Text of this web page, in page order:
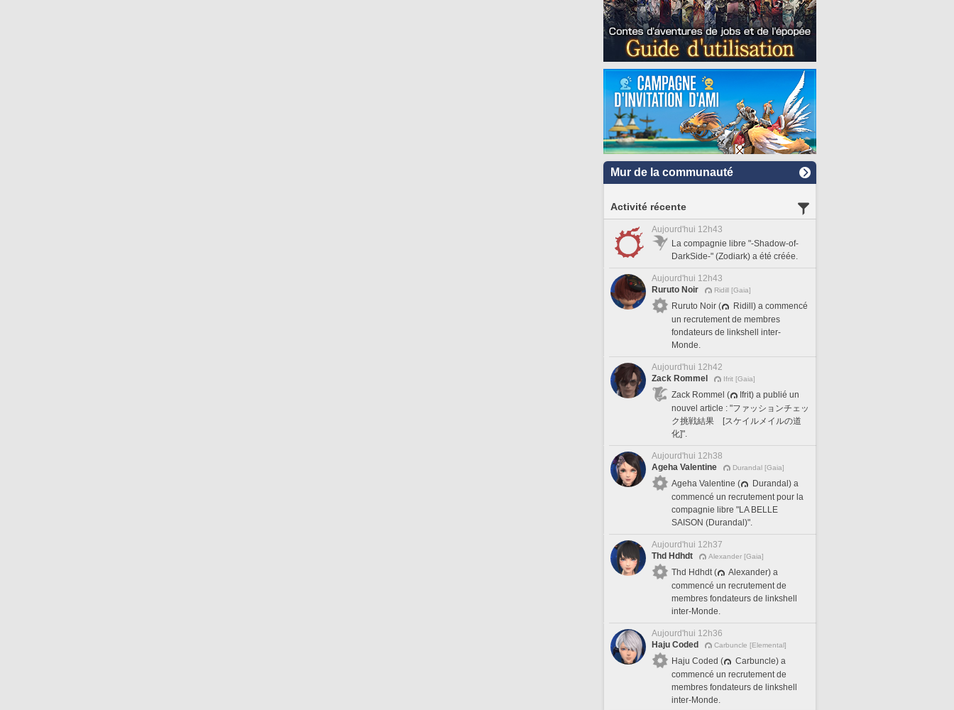
Mur de la communauté
Activité récente
Aujourd'hui 12h43
La compagnie libre "-Shadow-of-
DarkSide-" (Zodiark) a été créée.
Aujourd'hui 12h43
Ruruto Noir
Ridill [Gaia]
Ruruto Noir (
Ridill) a commencé
un recrutement de membres
fondateurs de linkshell inter-
Monde.
Aujourd'hui 12h42
Zack Rommel
Ifrit [Gaia]
Zack Rommel (
Ifrit) a publié un
nouvel article : "ファッションチェッ
ク挑戦結果 [スケイルメイルの道
化]".
Aujourd'hui 12h38
Ageha Valentine
Durandal [Gaia]
Ageha Valentine (
Durandal) a
commencé un recrutement pour la
compagnie libre "LA BELLE
SAISON (Durandal)".
Aujourd'hui 12h37
Thd Hdhdt
Alexander [Gaia]
Thd Hdhdt (
Alexander) a
commencé un recrutement de
membres fondateurs de linkshell
inter-Monde.
Aujourd'hui 12h36
Haju Coded
Carbuncle [Elemental]
Haju Coded (
Carbuncle) a
commencé un recrutement de
membres fondateurs de linkshell
inter-Monde.